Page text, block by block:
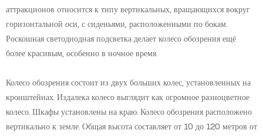
аттракционов относится к типу вертикальных, вращающихся вокруг
горизонтальной оси, с сиденьями, расположенными по бокам.
Роскошная светодиодная подсветка делает колесо обозрения ещё
более красивым, особенно в ночное время.
Колесо обозрения состоит из двух больших колес, установленных на
кронштейнах. Издалека колесо выглядит как огромное разноцветное
колесо. Шкафы установлены на краю. Колесо обозрения расположено
вертикально к земле. Общая высота составляет от 10 до 120 метров от